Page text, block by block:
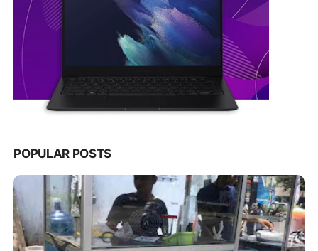
POPULAR POSTS